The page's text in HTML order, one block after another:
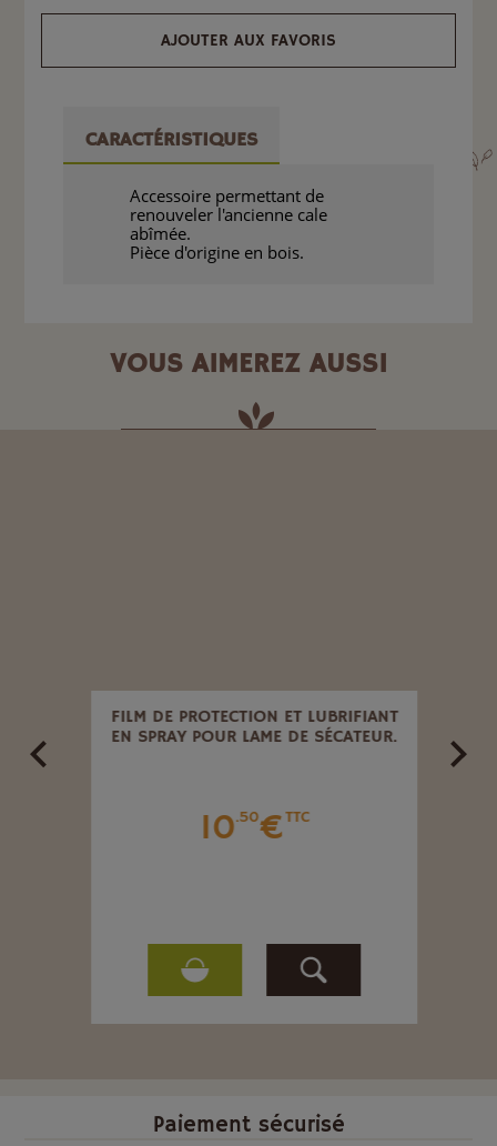
AJOUTER AUX FAVORIS
CARACTÉRISTIQUES
Accessoire permettant de
renouveler l'ancienne cale
abîmée.
Pièce d'origine en bois.
VOUS AIMEREZ AUSSI
FILM DE PROTECTION ET LUBRIFIANT
EN SPRAY POUR LAME DE SÉCATEUR.
10.50€TTC
Paiement sécurisé